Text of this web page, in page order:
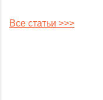
Все статьи >>>